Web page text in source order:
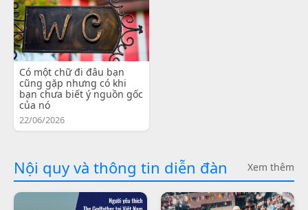
Có một chữ đi đâu bạn
cũng gặp nhưng có khi
bạn chưa biết ý nguồn gốc
của nó
22/06/2026
Nội quy và thông tin diễn đàn Xem thêm